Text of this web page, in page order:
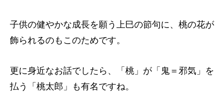
子供の健やかな成長を願う上巳の節句に、桃の花が
飾られるのもこのためです。
更に身近なお話でしたら、「桃」が「鬼＝邪気」を
払う「桃太郎」も有名ですね。